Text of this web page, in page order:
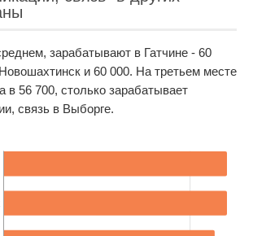
зарабатывают в Гатчине - 60
и 60 000. На третьем месте
в 56 700, столько зарабатывает
связь в Выборге.